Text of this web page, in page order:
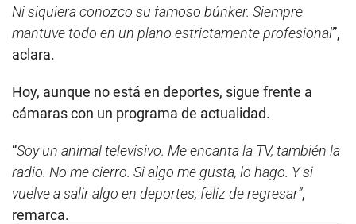
Ni siquiera conozco su famoso búnker. Siempre
mantuve todo en un plano estrictamente profesional”,
aclara.
Hoy, aunque no está en deportes, sigue frente a
cámaras con un programa de actualidad.
“Soy un animal televisivo. Me encanta la TV, también la
radio. No me cierro. Si algo me gusta, lo hago. Y si
vuelve a salir algo en deportes, feliz de regresar”,
remarca.